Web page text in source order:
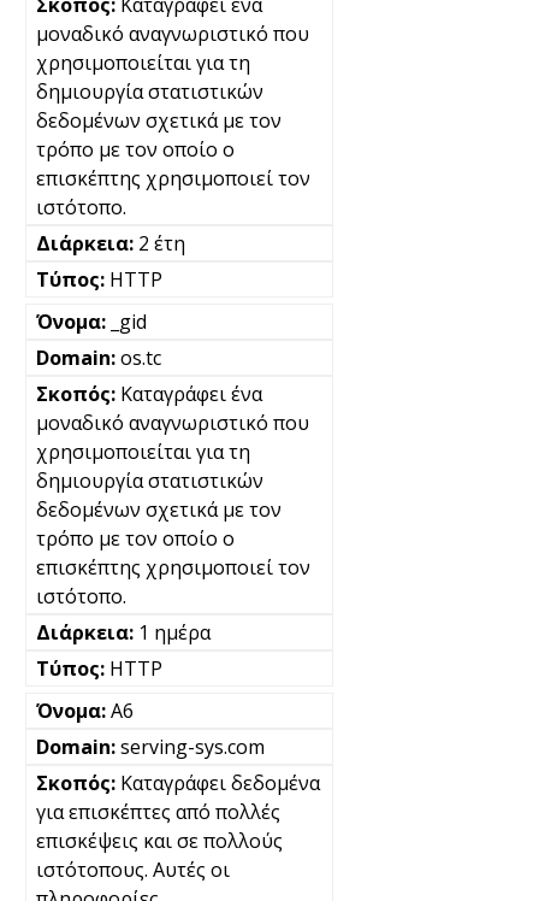
μοναδικό αναγνωριστικό που
χρησιμοποιείται για τη
δημιουργία στατιστικών
δεδομένων σχετικά με τον
τρόπο με τον οποίο ο
επισκέπτης χρησιμοποιεί τον
ιστότοπο.
2 έτη
HTTP
_gid
os.tc
Καταγράφει ένα
μοναδικό αναγνωριστικό που
χρησιμοποιείται για τη
δημιουργία στατιστικών
δεδομένων σχετικά με τον
τρόπο με τον οποίο ο
επισκέπτης χρησιμοποιεί τον
ιστότοπο.
1 ημέρα
HTTP
A6
serving-sys.com
Καταγράφει δεδομένα
για επισκέπτες από πολλές
επισκέψεις και σε πολλούς
ιστότοπους. Αυτές οι